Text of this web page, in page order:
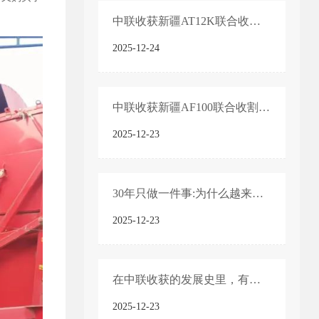
中联收获新疆AT12K联合收割机产品技术亮点
2025-12-24
中联收获新疆AF100联合收割机产品技术亮点
2025-12-23
30年只做一件事:为什么越来越多农机手认准「中联收获」?
2025-12-23
在中联收获的发展史里，有一个绕不开的名字——“新疆-2”
2025-12-23